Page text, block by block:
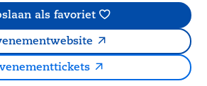
als favoriet